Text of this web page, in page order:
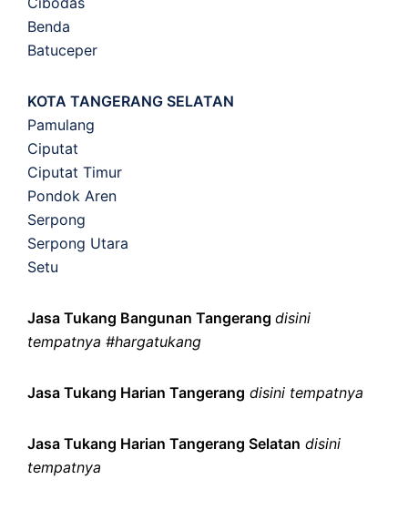
Benda
Batuceper
KOTA TANGERANG SELATAN
Pamulang
Ciputat
Ciputat Timur
Pondok Aren
Serpong
Serpong Utara
Setu
Jasa Tukang Bangunan Tangerang disini
tempatnya #hargatukang
Jasa Tukang Harian Tangerang disini tempatnya
Jasa Tukang Harian Tangerang Selatan disini
tempatnya